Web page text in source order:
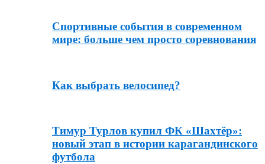
Спортивные события в современном
мире: больше чем просто соревнования
Как выбрать велосипед?
Тимур Турлов купил ФК «Шахтёр»:
новый этап в истории карагандинского
футбола